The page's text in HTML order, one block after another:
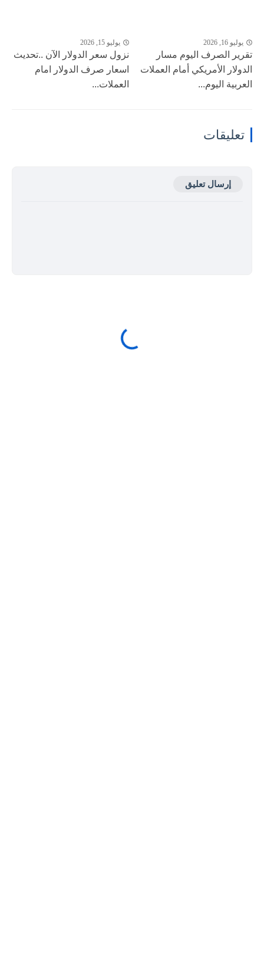
يوليو 16, 2026
تقرير الصرف اليوم مسار
الدولار الأمريكي أمام العملات
العربية اليوم...
يوليو 15, 2026
نزول ‎سعر الدولار الآن ..تحديث
اسعار صرف الدولار امام
العملات...
تعليقات
إرسال تعليق